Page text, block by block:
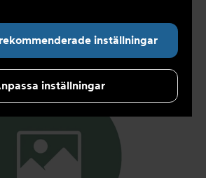
inställningar
inställningar